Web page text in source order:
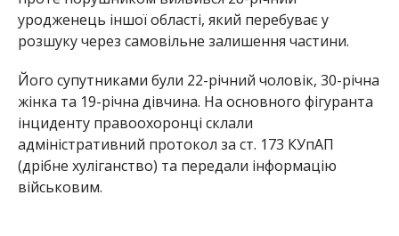
уродженець іншої області, який перебуває у
розшуку через самовільне залишення частини.
Його супутниками були 22-річний чоловік, 30-річна
жінка та 19-річна дівчина. На основного фігуранта
інциденту правоохоронці склали
адміністративний протокол за ст. 173 КУпАП
(дрібне хуліганство) та передали інформацію
військовим.